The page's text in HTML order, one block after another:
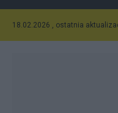
18.02.2026 , ostatnia